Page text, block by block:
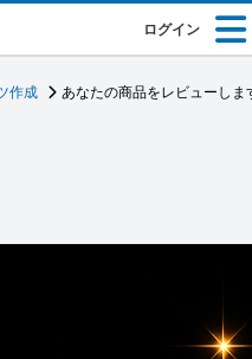
ログイン
作成 あなたの商品をレビューしま